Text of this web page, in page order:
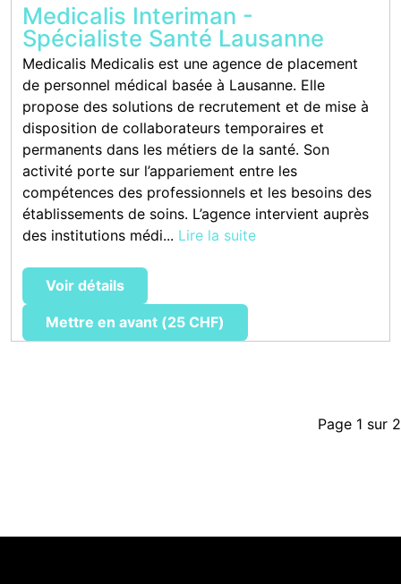
Medicalis Interiman -
Spécialiste Santé Lausanne
Medicalis Medicalis est une agence de placement
de personnel médical basée à Lausanne. Elle
propose des solutions de recrutement et de mise à
disposition de collaborateurs temporaires et
permanents dans les métiers de la santé. Son
activité porte sur l’appariement entre les
compétences des professionnels et les besoins des
établissements de soins. L’agence intervient auprès
des institutions médi... Lire la suite
Voir détails
Mettre en avant (25 CHF)
Page 1 sur 2